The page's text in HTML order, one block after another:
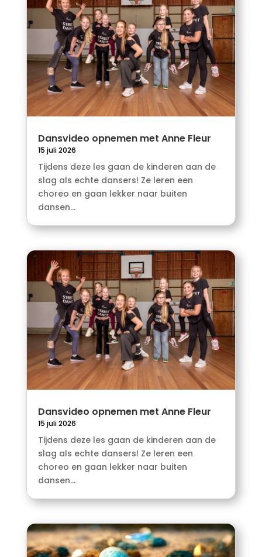
Dansvideo opnemen met Anne Fleur
15 juli 2026
Tijdens deze les gaan de kinderen aan de
slag als echte dansers! Ze leren een
choreo en gaan lekker naar buiten
dansen...
Dansvideo opnemen met Anne Fleur
15 juli 2026
Tijdens deze les gaan de kinderen aan de
slag als echte dansers! Ze leren een
choreo en gaan lekker naar buiten
dansen...